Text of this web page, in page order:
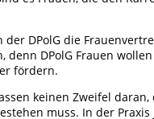
DPolG die
DPolG Frauen
fördern.
keinen Zweifel
muss. In der